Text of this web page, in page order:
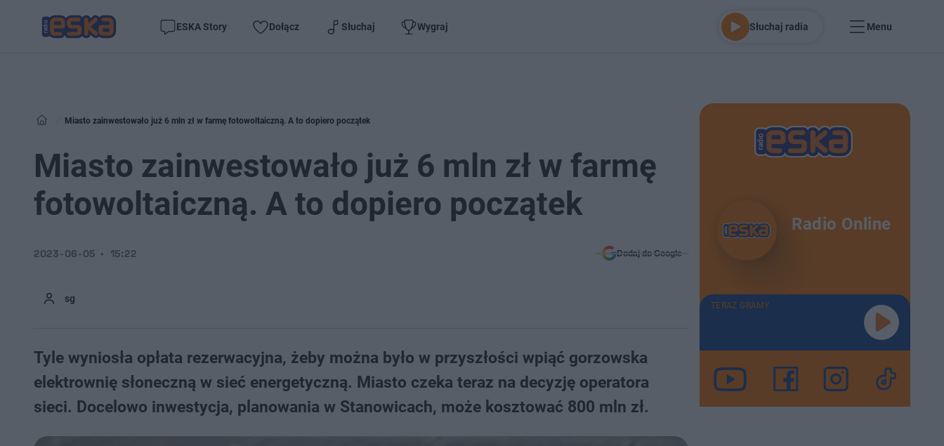
ESKA Story Dołącz Słuchaj Wygraj Słuchaj radia Menu
Miasto zainwestowało już 6 mln zł w farmę fotowoltaiczną. A to dopiero początek
Miasto zainwestowało już 6 mln zł w farmę
fotowoltaiczną. A to dopiero początek
sg
2023-06-05 15:22 Dodaj do Google
Tyle wyniosła opłata rezerwacyjna, żeby można było w przyszłości wpiąć gorzowska
elektrownię słoneczną w sieć energetyczną. Miasto czeka teraz na decyzję operatora
sieci. Docelowo inwestycja, planowania w Stanowicach, może kosztować 800 mln zł.
Radio Online
TERAZ GRAMY